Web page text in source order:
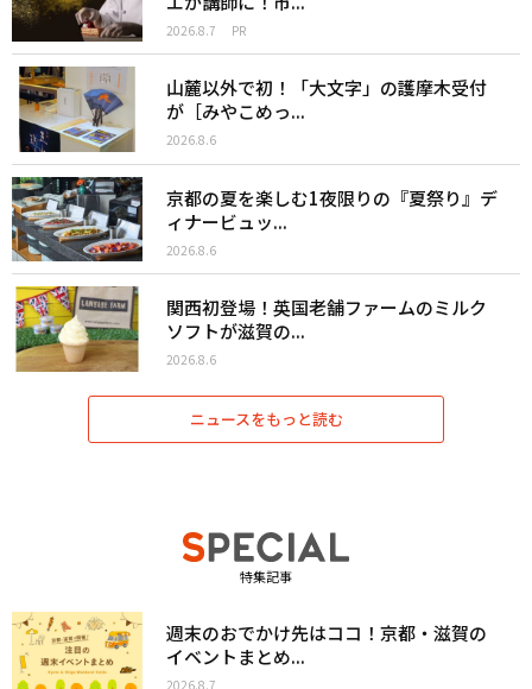
2026.8.7 PR
山麓以外で初！「大文字」の護摩木受付
が［みやこめっ...
2026.8.6
京都の夏を楽しむ1夜限りの『夏祭り』デ
ィナービュッ...
2026.8.6
関西初登場！英国老舗ファームのミルク
ソフトが滋賀の...
2026.8.6
ニュースをもっと読む
特集記事
週末のおでかけ先はココ！京都・滋賀の
イベントまとめ...
2026.8.7